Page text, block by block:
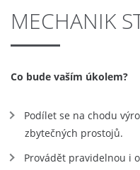
MECHANIK
Co bude vaším úkolem?
Podílet se na chodu
zbytečných prostojů.
Provádět pravidelnou i